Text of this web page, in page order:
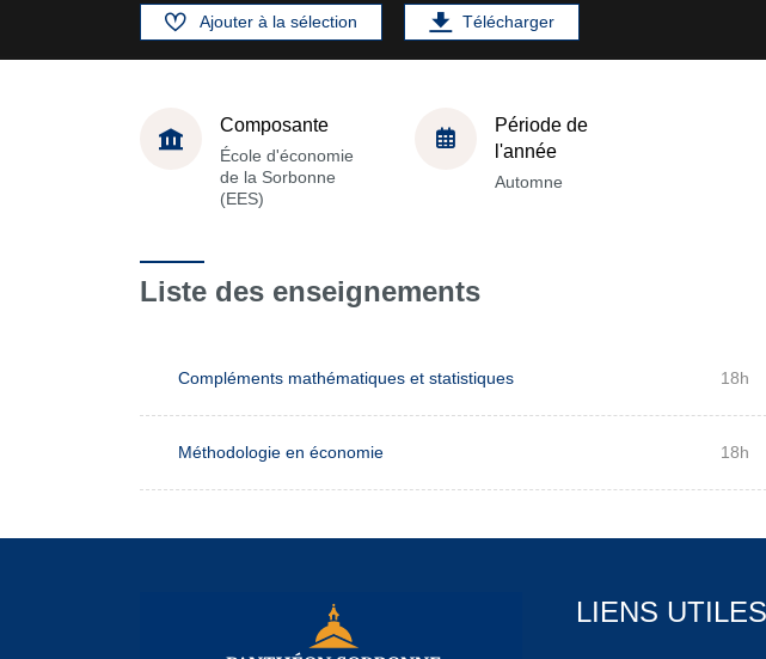
Ajouter à la sélection Télécharger
Composante
École d'économie
de la Sorbonne
(EES)
Période de
l'année
Automne
Liste des enseignements
Compléments mathématiques et statistiques 18h
Méthodologie en économie 18h
LIENS UTILES